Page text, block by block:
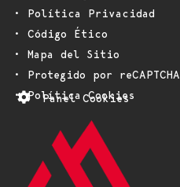
• Política Privacidad
• Código Ético
• Mapa del Sitio
• Protegido por reCAPTCHA
• Política Cookies
Panel Cookies